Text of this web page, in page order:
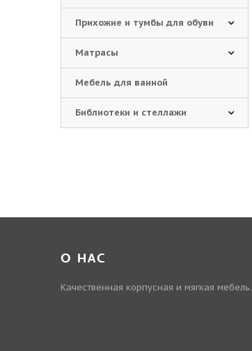
Прихожие и тумбы для обуви
Матрасы
Мебель для ванной
Библиотеки и стеллажи
О НАС
Качественная корпусная и мягкая мебель.